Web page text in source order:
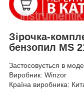
Зірочка-
бензопил MS
Застосовується в
Виробник: Winzor
Країна виробника: